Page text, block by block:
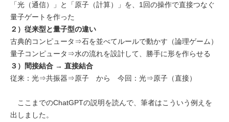
「光（通信）」と「原子（計算）」を、1回の操作で直接つなぐ
量子ゲートを作った
２）従来型と量子型の違い
古典的コンピュータ⇒石を並べてルールで動かす（論理ゲーム）
量子コンピュータ⇒水の流れを設計して、勝手に形を作らせる
３）間接結合 → 直接結合
従来：光⇒共振器⇒原子 から 今回：光⇒原子（直接）
ここまでのChatGPTの説明を読んで、筆者はこういう例えを
出しました。